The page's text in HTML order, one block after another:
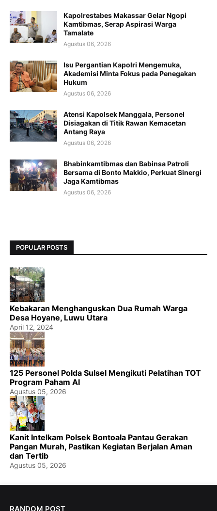
Kapolrestabes Makassar Gelar Ngopi
Kamtibmas, Serap Aspirasi Warga
Tamalate
Agustus 06, 2026
Isu Pergantian Kapolri Mengemuka,
Akademisi Minta Fokus pada Penegakan
Hukum
Agustus 06, 2026
Atensi Kapolsek Manggala, Personel
Disiagakan di Titik Rawan Kemacetan
Antang Raya
Agustus 06, 2026
Bhabinkamtibmas dan Babinsa Patroli
Bersama di Bonto Makkio, Perkuat Sinergi
Jaga Kamtibmas
Agustus 06, 2026
POPULAR POSTS
Kebakaran Menghanguskan Dua Rumah Warga
Desa Hoyane, Luwu Utara
April 12, 2024
125 Personel Polda Sulsel Mengikuti Pelatihan TOT
Program Paham AI
Agustus 05, 2026
Kanit Intelkam Polsek Bontoala Pantau Gerakan
Pangan Murah, Pastikan Kegiatan Berjalan Aman
dan Tertib
Agustus 05, 2026
RANDOM POST